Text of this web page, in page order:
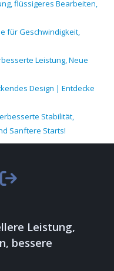
flüssigeres Bearbeiten,
für Geschwindigkeit,
Leistung, Neue
Design | Entdecke
Stabilität,
Sanftere Starts!
Leistung,
bessere